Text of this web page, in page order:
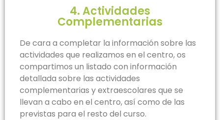
4. Actividades
Complementarias
De cara a completar la información sobre las
actividades que realizamos en el centro, os
compartimos un listado con información
detallada sobre las actividades
complementarias yextraescolares que se
llevan a cabo en el centro, así como de las
previstas para el resto del curso.